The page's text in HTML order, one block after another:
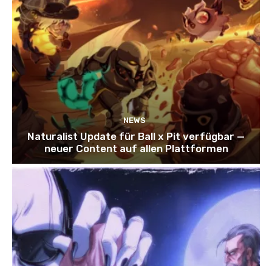
NEWS
Naturalist Update für Ball x Pit verfügbar —
neuer Content auf allen Plattformen